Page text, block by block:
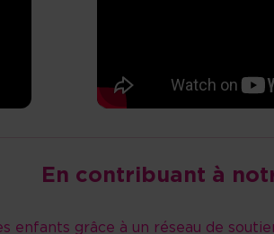
En contribuant à
enfants grâce à un réseau de